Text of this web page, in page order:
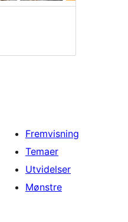
Fremvisning
Temaer
Utvidelser
Mønstre